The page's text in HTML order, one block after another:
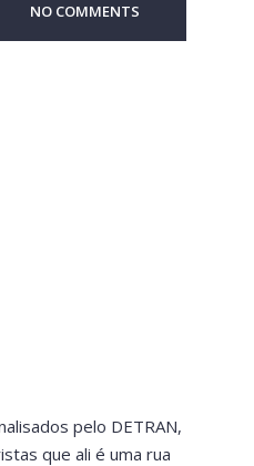
NO COMMENTS
pelo DETRAN,
que ali é uma rua